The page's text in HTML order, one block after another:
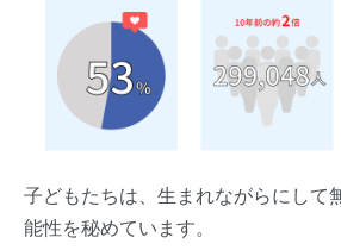
子どもたちは、生まれながらにして
能性を秘めています。